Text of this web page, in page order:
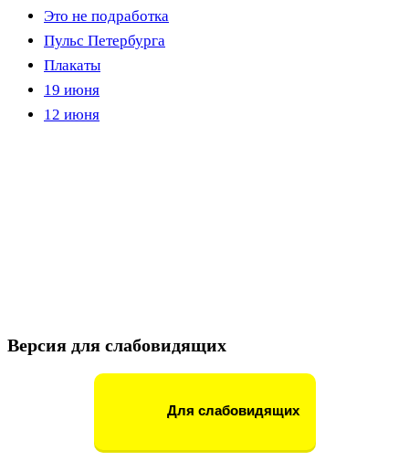
Это не подработка
Пульс Петербурга
Плакаты
19 июня
12 июня
Версия для слабовидящих
Для слабовидящих